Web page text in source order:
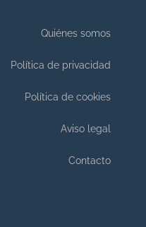
Quiénes somos
Política de privacidad
Política de cookies
Aviso legal
Contacto